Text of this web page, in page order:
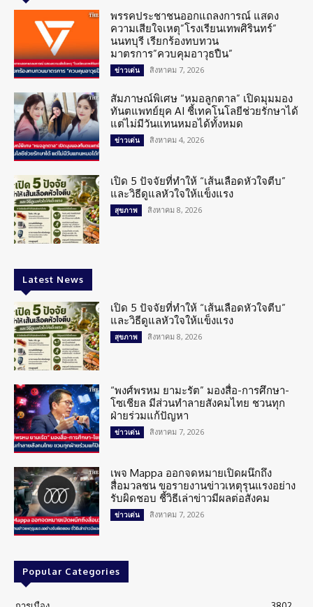
พรรคประชาชนออกแถลงการณ์ แสดง
ความเสียใจเหตุ”โรงเรียนเทพศิรินทร์”
นนทบุรี เรียกร้องทบทวน
มาตรการ”ควบคุมอาวุธปืน”
ข่าวเด่น สิงหาคม 7, 2026
สัมภาษณ์พิเศษ “หมอลูกตาล” เปิดมุมมอง
ทันตแพทย์ยุค AI ชี้เทคโนโลยีช่วยรักษาได้
แต่ไม่มีวันแทนหมอได้ทั้งหมด
ข่าวเด่น สิงหาคม 4, 2026
เปิด 5 ปัจจัยที่ทำให้ “เส้นเลือดหัวใจตีบ”
และวิธีดูแลหัวใจให้แข็งแรง
สุขภาพ สิงหาคม 8, 2026
Latest News
เปิด 5 ปัจจัยที่ทำให้ “เส้นเลือดหัวใจตีบ”
และวิธีดูแลหัวใจให้แข็งแรง
สุขภาพ สิงหาคม 8, 2026
“พงศ์พรหม ยามะรัต” มองสื่อ-การศึกษา-
โซเชียล มีส่วนทำลายสังคมไทย ชวนทุก
ฝ่ายร่วมแก้ปัญหา
ข่าวเด่น สิงหาคม 7, 2026
เพจ Mappa ออกจดหมายเปิดผนึกถึง
สื่อมวลชน ขอรายงานข่าวเหตุรุนแรงอย่าง
รับผิดชอบ ชี้วิธีเล่าข่าวมีผลต่อสังคม
ข่าวเด่น สิงหาคม 7, 2026
Popular Categories